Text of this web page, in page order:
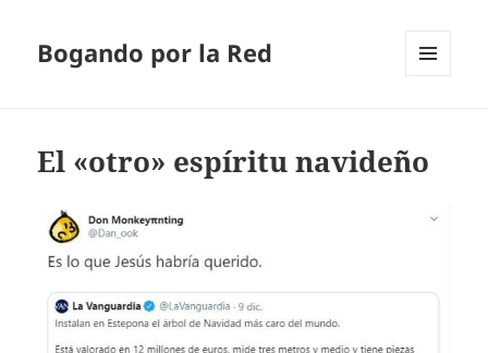
Bogando por la Red
El «otro» espíritu navideño